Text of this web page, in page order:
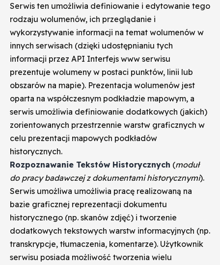
Serwis ten umożliwia definiowanie i edytowanie tego
rodzaju wolumenów, ich przeglądanie i
wykorzystywanie informacji na temat wolumenów w
innych serwisach (dzięki udostępnianiu tych
informacji przez API Interfejs www serwisu
prezentuje wolumeny w postaci punktów, linii lub
obszarów na mapie). Prezentacja wolumenów jest
oparta na współczesnym podkładzie mapowym, a
serwis umożliwia definiowanie dodatkowych (jakich)
zorientowanych przestrzennie warstw graficznych w
celu prezentacji mapowych podkładów
historycznych.
Rozpoznawanie Tekstów Historycznych (moduł
do pracy badawczej z dokumentami historycznymi).
Serwis umożliwa umożliwia pracę realizowaną na
bazie graficznej reprezentacji dokumentu
historycznego (np. skanów zdjęć) i tworzenie
dodatkowych tekstowych warstw informacyjnych (np.
transkrypcje, tłumaczenia, komentarze). Użytkownik
serwisu posiada możliwość tworzenia wielu